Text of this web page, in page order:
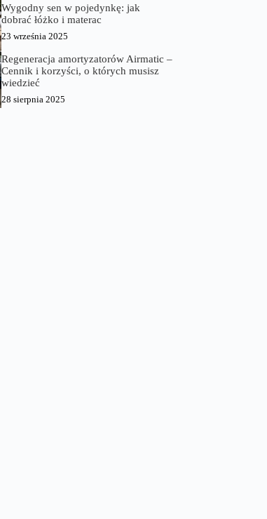
Wygodny sen w pojedynkę: jak
dobrać łóżko i materac
23 września 2025
Regeneracja amortyzatorów Airmatic –
Cennik i korzyści, o których musisz
wiedzieć
28 sierpnia 2025